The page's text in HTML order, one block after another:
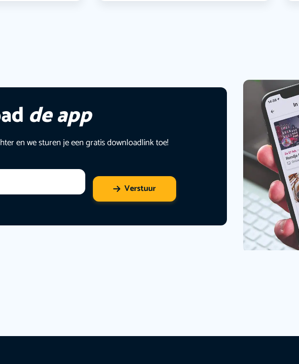
de app
en we sturen je een gratis downloadlink toe!
Verstuur